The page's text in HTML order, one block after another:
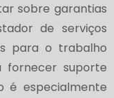
sobre garantias
de serviços
para o trabalho
fornecer suporte
é especialmente